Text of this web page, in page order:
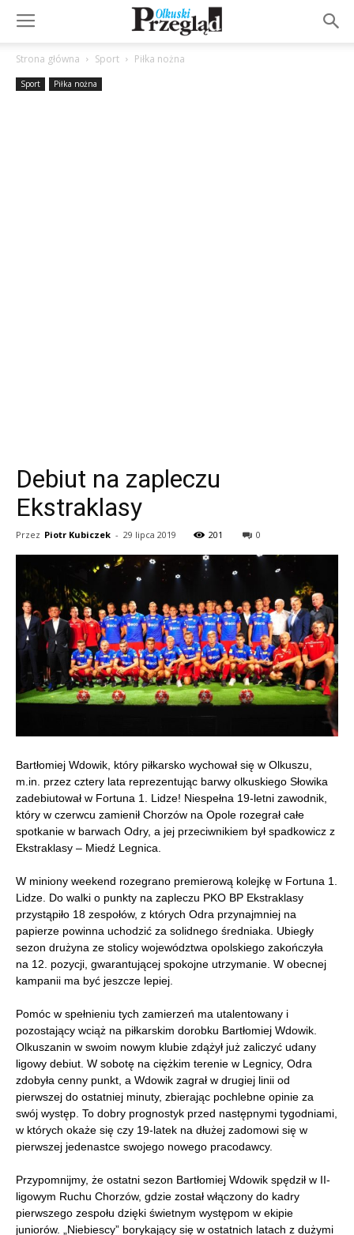
Strona główna Sport Piłka nożna
Sport Piłka nożna
Debiut na zapleczu
Ekstraklasy
Przez Piotr Kubiczek - 29 lipca 2019 201 0
Bartłomiej Wdowik, który piłkarsko wychował się w Olkuszu,
m.in. przez cztery lata reprezentując barwy olkuskiego Słowika
zadebiutował w Fortuna 1. Lidze! Niespełna 19-letni zawodnik,
który w czerwcu zamienił Chorzów na Opole rozegrał całe
spotkanie w barwach Odry, a jej przeciwnikiem był spadkowicz z
Ekstraklasy – Miedź Legnica.
W miniony weekend rozegrano premierową kolejkę w Fortuna 1.
Lidze. Do walki o punkty na zapleczu PKO BP Ekstraklasy
przystąpiło 18 zespołów, z których Odra przynajmniej na
papierze powinna uchodzić za solidnego średniaka. Ubiegły
sezon drużyna ze stolicy województwa opolskiego zakończyła
na 12. pozycji, gwarantującej spokojne utrzymanie. W obecnej
kampanii ma być jeszcze lepiej.
Pomóc w spełnieniu tych zamierzeń ma utalentowany i
pozostający wciąż na piłkarskim dorobku Bartłomiej Wdowik.
Olkuszanin w swoim nowym klubie zdążył już zaliczyć udany
ligowy debiut. W sobotę na ciężkim terenie w Legnicy, Odra
zdobyła cenny punkt, a Wdowik zagrał w drugiej linii od
pierwszej do ostatniej minuty, zbierając pochlebne opinie za
swój występ. To dobry prognostyk przed następnymi tygodniami,
w których okaże się czy 19-latek na dłużej zadomowi się w
pierwszej jedenastce swojego nowego pracodawcy.
Przypomnijmy, że ostatni sezon Bartłomiej Wdowik spędził w II-
ligowym Ruchu Chorzów, gdzie został włączony do kadry
pierwszego zespołu dzięki świetnym występom w ekipie
juniorów. „Niebiescy” borykający się w ostatnich latach z dużymi